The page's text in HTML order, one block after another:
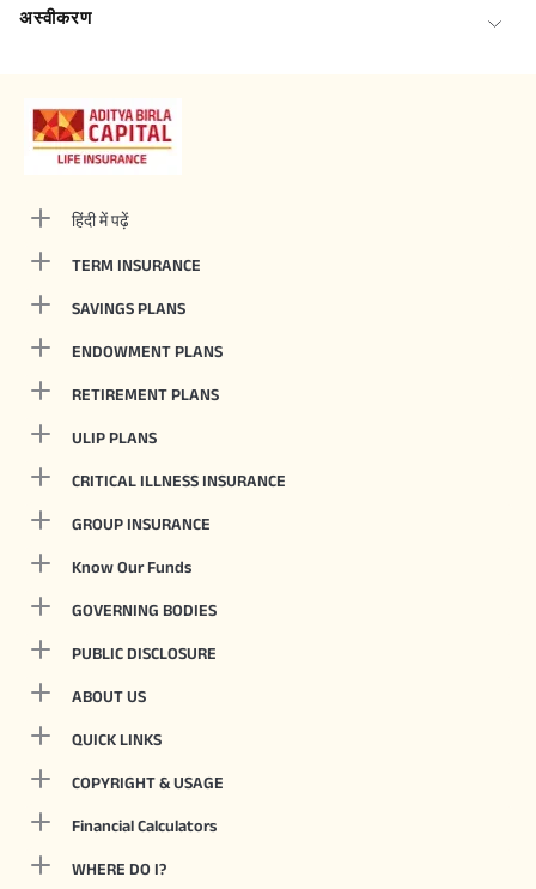
अस्वीकरण
हिंदी में पढ़ें
TERM INSURANCE
SAVINGS PLANS
ENDOWMENT PLANS
RETIREMENT PLANS
ULIP PLANS
CRITICAL ILLNESS INSURANCE
GROUP INSURANCE
Know Our Funds
GOVERNING BODIES
PUBLIC DISCLOSURE
ABOUT US
QUICK LINKS
COPYRIGHT & USAGE
Financial Calculators
WHERE DO I?